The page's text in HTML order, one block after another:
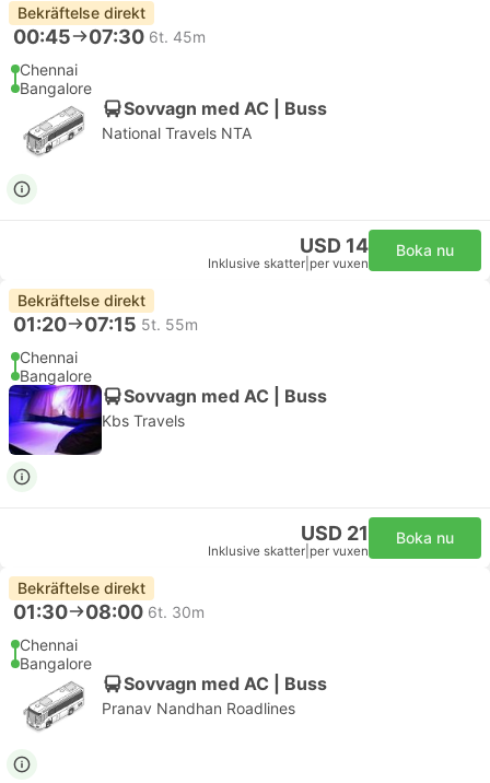
Bekräftelse direkt
00:45 07:30 6t. 45m
Chennai
Bangalore
Sovvagn med AC | Buss
National Travels NTA
USD 14
Inklusive skatter per vuxen
Boka nu
Bekräftelse direkt
01:20 07:15 5t. 55m
Chennai
Bangalore
Sovvagn med AC | Buss
Kbs Travels
USD 21
Inklusive skatter per vuxen
Boka nu
Bekräftelse direkt
01:30 08:00 6t. 30m
Chennai
Bangalore
Sovvagn med AC | Buss
Pranav Nandhan Roadlines